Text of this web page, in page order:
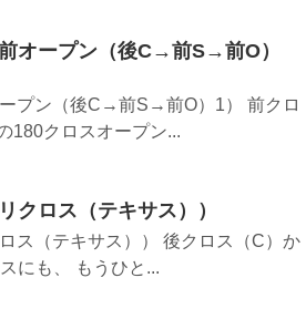
オープン（後C→前S→前O）
プン（後C→前S→前O）1） 前クロ
180クロスオープン...
クロス（テキサス））
ス（テキサス）） 後クロス（C）か
にも、 もうひと...